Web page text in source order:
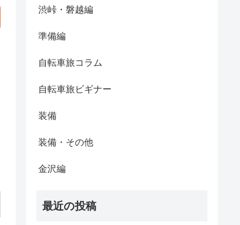
渋峠・磐越編
準備編
自転車旅コラム
自転車旅ビギナー
装備
装備・その他
金沢編
最近の投稿